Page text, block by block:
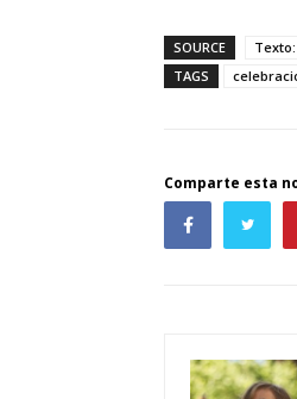
SOURCE
TAGS
Comparte esta